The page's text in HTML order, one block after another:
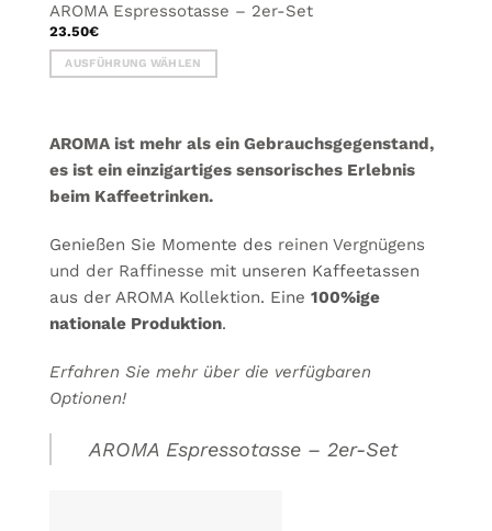
AROMA Espressotasse – 2er-Set
23.50€
AUSFÜHRUNG WÄHLEN
mehrere
Varianten
auf.
Optionen
können
der
Produktseite
werden
AROMA ist mehr als ein Gebrauchsgegenstand,
es ist ein einzigartiges sensorisches Erlebnis
beim Kaffeetrinken.
Genießen Sie Momente des reinen Vergnügens
und der Raffinesse mit unseren Kaffeetassen
aus der AROMA Kollektion. Eine 100%ige
nationale Produktion.
Erfahren Sie mehr über die verfügbaren
Optionen!
AROMA Espressotasse – 2er-Set